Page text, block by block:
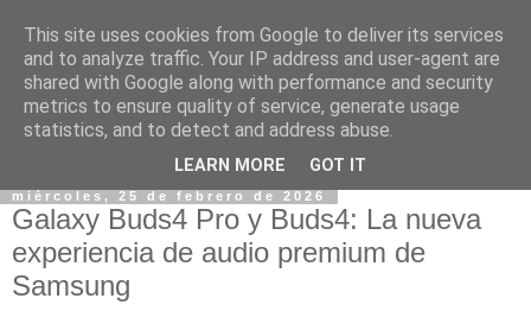
miércoles, 25 de febrero de 2026
Galaxy Buds4 Pro y Buds4: La nueva
experiencia de audio premium de
Samsung
This site uses cookies from Google to deliver its services
and to analyze traffic. Your IP address and user-agent are
shared with Google along with performance and security
metrics to ensure quality of service, generate usage
statistics, and to detect and address abuse.
LEARN MORE GOT IT